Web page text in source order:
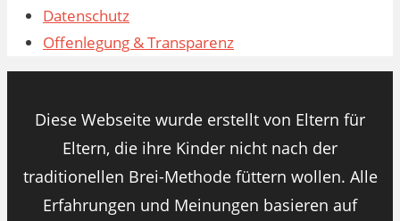
Datenschutz
Offenlegung & Transparenz
Diese Webseite wurde erstellt von Eltern für
Eltern, die ihre Kinder nicht nach der
traditionellen Brei-Methode füttern wollen. Alle
Erfahrungen und Meinungen basieren auf